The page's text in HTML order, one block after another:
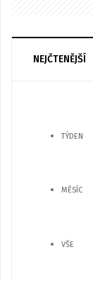
NEJČTENĚJŠÍ
TÝDEN
MĚSÍC
VŠE